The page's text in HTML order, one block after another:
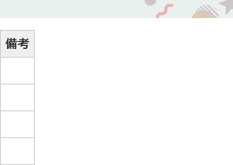
備考